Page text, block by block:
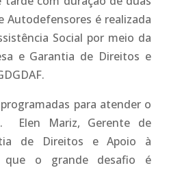
Autodefensores é realizada
Social por meio da
e Garantia de Direitos e
para atender o
Elen Mariz, Gerente de
de Direitos e Apoio à
que o grande desafio é